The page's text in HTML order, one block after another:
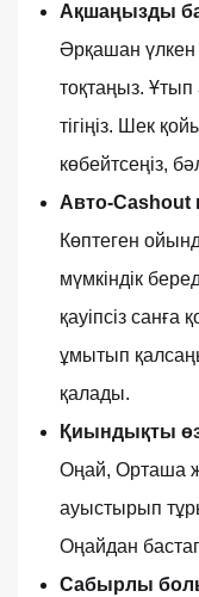
Ақшаңызды
Әрқашан үлкен
тоқтаңыз. Ұтып
тігіңіз. Шек
көбейтсеңіз,
Авто-
Көптеген
мүмкіндік
қауіпсіз
ұмытып
қалады.
Қиындықты
Оңай, Орташа
ауыстырып
Оңайдан
Сабырлы